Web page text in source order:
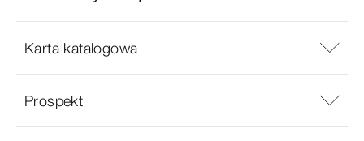
Karta katalogowa
Prospekt